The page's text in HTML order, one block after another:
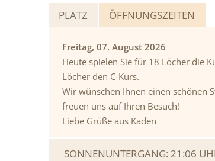
PLATZ ÖFFNUNGSZEITEN
Freitag, 07. August 2026
Heute spielen Sie für 18 Löcher die
Löcher den C-Kurs.
Wir wünschen Ihnen einen schönen
freuen uns auf Ihren Besuch!
Liebe Grüße aus Kaden
SONNENUNTERGANG: 21:06